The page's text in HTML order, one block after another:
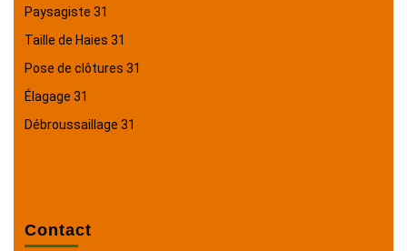
Paysagiste 31
Taille de Haies 31
Pose de clôtures 31
Élagage 31
Débroussaillage 31
Contact